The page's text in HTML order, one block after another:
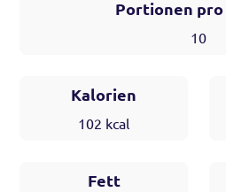
Portionen
10
Kalorien
102 kcal
Fett